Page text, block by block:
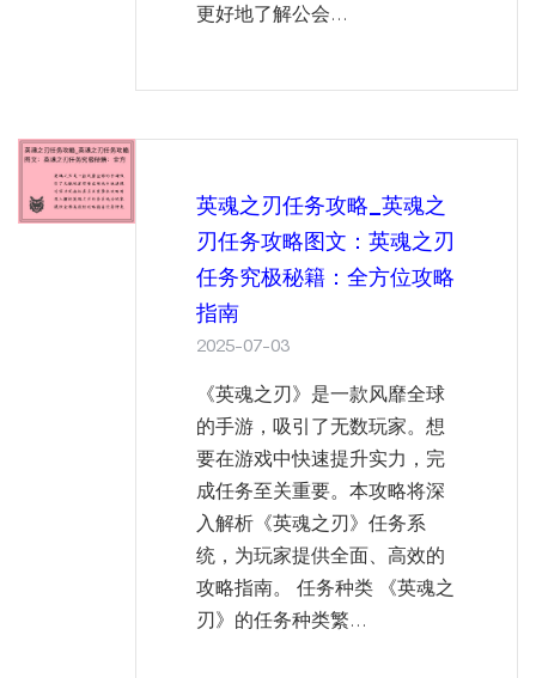
更好地了解公会...
英魂之刃任务攻略_英魂之
刃任务攻略图文：英魂之刃
任务究极秘籍：全方位攻略
指南
2025-07-03
《英魂之刃》是一款风靡全球
的手游，吸引了无数玩家。想
要在游戏中快速提升实力，完
成任务至关重要。本攻略将深
入解析《英魂之刃》任务系
统，为玩家提供全面、高效的
攻略指南。 任务种类 《英魂之
刃》的任务种类繁...